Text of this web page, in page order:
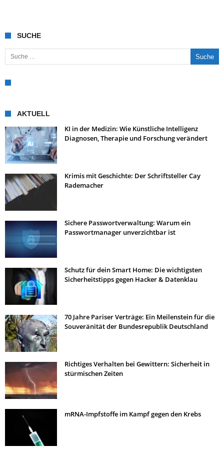
SUCHE
Suche nach:
AKTUELL
KI in der Medizin: Wie Künstliche Intelligenz
Diagnosen, Therapie und Forschung verändert
Krimis mit Geschichte: Der Schriftsteller Cay
Rademacher
Sichere Passwortverwaltung: Warum ein
Passwortmanager unverzichtbar ist
Schutz für dein Smart Home: Die wichtigsten
Sicherheitstipps gegen Hacker & Datenklau
70 Jahre Pariser Verträge: Ein Meilenstein für die
Souveränität der Bundesrepublik Deutschland
Richtiges Verhalten bei Gewittern: Sicherheit in
stürmischen Zeiten
mRNA-Impfstoffe im Kampf gegen den Krebs